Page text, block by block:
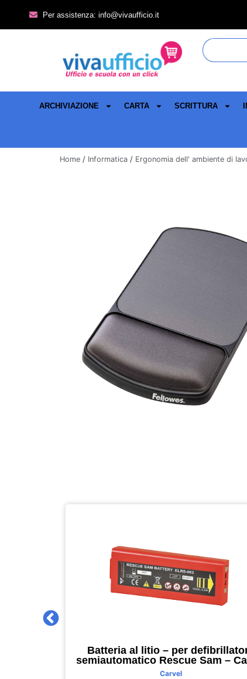
Per assistenza: info@vivaufficio.it
ARCHIVIAZIONE CARTA SCRITTURA
Home / Informatica / Ergonomia dell' ambiente di
Batteria al litio – per
semiautomatico Rescue Sam –
Carvel